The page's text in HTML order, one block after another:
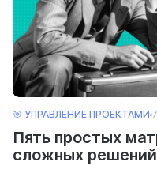
🎯 УПРАВЛЕНИЕ ПРОЕКТАМИ
Пять простых
сложных решений